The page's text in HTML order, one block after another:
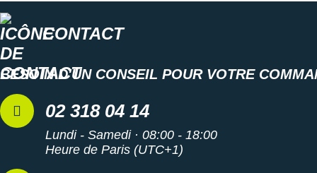
CONTACT
BESOIN D'UN CONSEIL POUR VOTRE
02 318 04 14
Lundi - Samedi · 08:00 - 18:00
Heure de Paris (UTC+1)